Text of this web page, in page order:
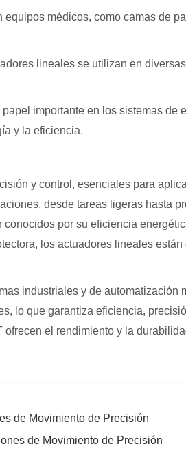
médicos, como camas de
lineales se utilizan en
importante en los sistemas
y la eficiencia.
y control, esenciales para
desde tareas ligeras hasta
por su eficiencia
los actuadores lineales
industriales y de
lo que garantiza eficiencia,
el rendimiento y la
de Movimiento de Precisión
de Movimiento de Precisión